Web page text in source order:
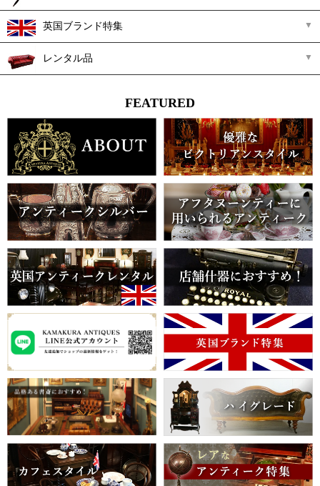
英国ブランド特集
レンタル品
FEATURED